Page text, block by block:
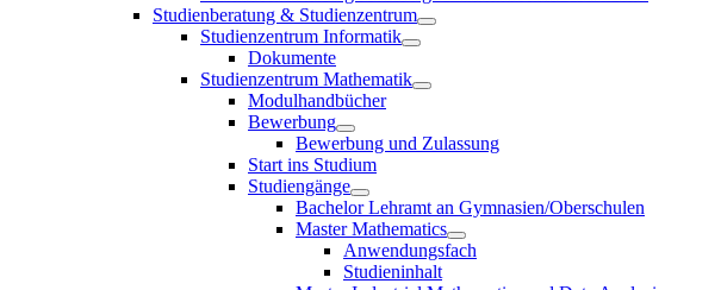
Studienberatung & Studienzentrum
Studienzentrum Informatik
Dokumente
Studienzentrum Mathematik
Modulhandbücher
Bewerbung
Bewerbung und Zulassung
Start ins Studium
Studiengänge
Bachelor Lehramt an Gymnasien/Oberschulen
Master Mathematics
Anwendungsfach
Studieninhalt